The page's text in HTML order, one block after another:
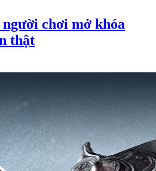
người chơi mở khóa
thật